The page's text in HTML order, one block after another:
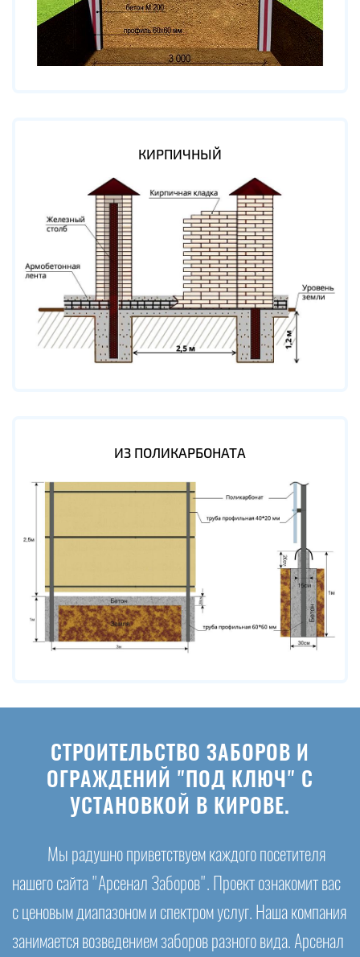
КИРПИЧНЫЙ
ИЗ ПОЛИКАРБОНАТА
СТРОИТЕЛЬСТВО ЗАБОРОВ И
ОГРАЖДЕНИЙ "ПОД КЛЮЧ" С
УСТАНОВКОЙ В КИРОВЕ.
Мы радушно приветствуем каждого посетителя
нашего сайта "Арсенал Заборов". Проект ознакомит вас
с ценовым диапазоном и спектром услуг. Наша компания
занимается возведением заборов разного вида. Арсенал